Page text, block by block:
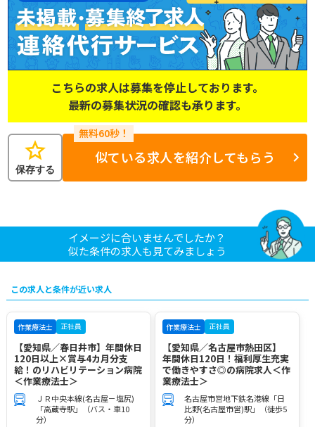
こちらの求人は募集を停止しております。
最新の募集状況の確認も承ります。
star
保存する
似ている求人を紹介してもらう
イメージに合いませんでしたか？
似た条件の求人も見てみましょう
この求人と条件が近い求人
作業療法士 正社員
【愛知県／春日井市】年間休日
120日以上×賞与4カ月分支
給！のリハビリテーション病院
＜作業療法士＞
ＪＲ中央本線(名古屋－塩尻)
「高蔵寺駅」（バス・車10
分）
作業療法士 正社員
【愛知県／名古屋市熱田区】
年間休日120日！福利厚生充実
で働きやすさ◎の病院求人＜作
業療法士＞
名古屋市営地下鉄名港線「日
比野(名古屋市営)駅」（徒歩5
分）